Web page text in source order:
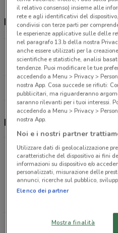
Negozi Findomestic a
Via Carturan, 37 Latina
15 km
CHIUSO
Findomestic, offerte e
Offerte volantini e
il relativo consenso) insieme alle
rete e agli identificativi del
condivisi con terze parti per
le esperienze applicative sulle delle
nel paragrafo 13.b della nostra
anche essere utilizzati per la
scientifiche e statistiche, analisi
tendenze. Puoi modificare le tue
accedendo a Menu > Privacy >
nostra App. Cosa succede se rifiuti:
pubblicitari, ma riguarderanno
saranno rilevanti per i tuoi interessi.
accedendo a Menu > Privacy >
nostra App.
Noi e i nostri partner
Utilizzare dati di geolocalizzazione
caratteristiche del dispositivo ai fini
informazioni su dispositivo e/o
personalizzati, misurazione delle
annunci, ricerche sul pubblico,
Elenco dei partner
Mostra finalità